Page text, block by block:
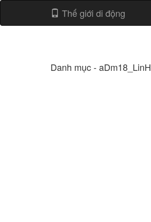
Thế giới di động
Danh mục - aDm18_LinH